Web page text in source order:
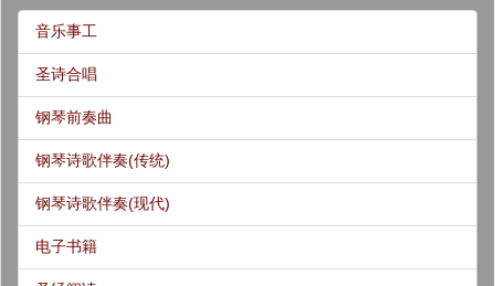
音乐事工
圣诗合唱
钢琴前奏曲
钢琴诗歌伴奏(传统)
钢琴诗歌伴奏(现代)
电子书籍